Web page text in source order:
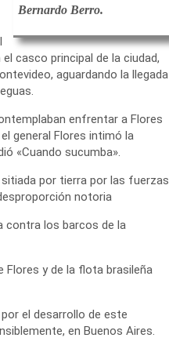
Bernardo Berro.
casco principal de la ciudad,
aguardando la llegada
enfrentar a Flores
general Flores intimó la
«Cuando sucumba».
por tierra por las fuerzas
notoria
contra los barcos de la
Flores y de la flota brasileña
el desarrollo de este
en Buenos Aires.